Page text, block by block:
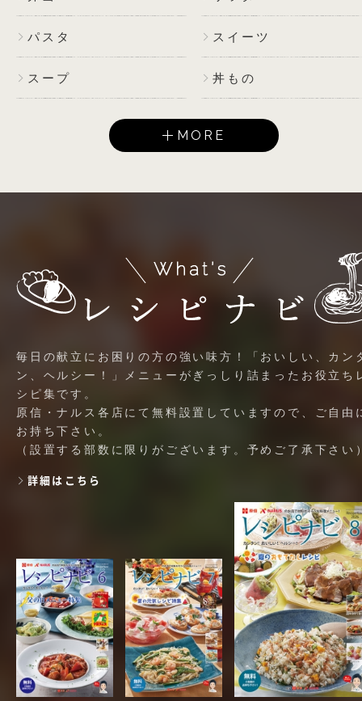
パスタ スイーツ
スープ 丼もの
MORE
毎日の献立にお困りの方の強い味方！「おいしい、カン
ン、ヘルシー！」メニューがぎっしり詰まったお役立ち
シピ集です。
原信・ナルス各店にて無料設置していますので、ご自由
お持ち下さい。
（設置する部数に限りがございます。予めご了承下さい
詳細はこちら